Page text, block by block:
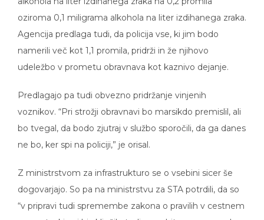
oziroma 0,1 miligrama alkohola na liter izdihanega zraka.
Agencija predlaga tudi, da policija vse, ki jim bodo
namerili več kot 1,1 promila, pridrži in že njihovo
udeležbo v prometu obravnava kot kaznivo dejanje.
voznikov. “Pri strožji obravnavi bo marsikdo premislil, ali
bo tvegal, da bodo zjutraj v službo sporočili, da ga danes
ne bo, ker spi na policiji,” je orisal.
“v pripravi tudi spremembe zakona o pravilih v cestnem
prometu, ki naj bi vključile tudi morebitne spremembe